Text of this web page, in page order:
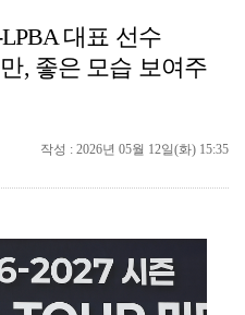
대표 선수
, 좋은 모습 보여주
작성 : 2026년 05월 12일(화) 15:35